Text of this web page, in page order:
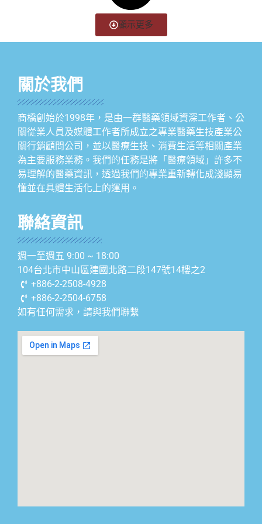
顯示更多
關於我們
商橋創始於1998年，是由一群醫藥領域資深工作者、公
關從業人員及媒體工作者所成立之專業醫藥生技產業公
關行銷顧問公司，並以醫療生技、消費生活等相關產業
為主要服務業務。我們的任務是將「醫療領域」許多不
易理解的醫藥資訊，透過我們的專業重新轉化成淺顯易
懂並在具體生活化上的運用。
聯絡資訊
週一至週五 9:00 ~ 18:00
104台北市中山區建國北路二段147號14樓之2
+886-2-2508-4928
+886-2-2504-6758
如有任何需求，請與我們聯繫